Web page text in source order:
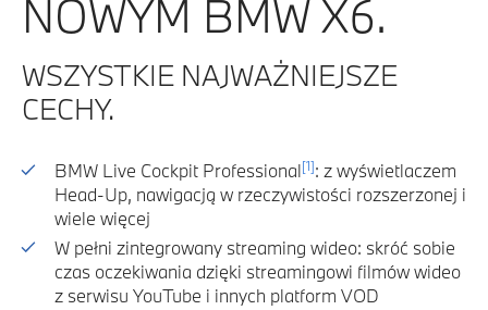
NOWYM BMW X6.
WSZYSTKIE NAJWAŻNIEJSZE
CECHY.
BMW Live Cockpit Professional[1]: z wyświetlaczem
Head-Up, nawigacją w rzeczywistości rozszerzonej i
wiele więcej
W pełni zintegrowany streaming wideo: skróć sobie
czas oczekiwania dzięki streamingowi filmów wideo
z serwisu YouTube i innych platform VOD